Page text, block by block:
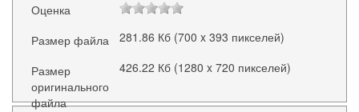
Оценка
Размер файла
281.86 Кб (700 x 393 пикселей)
Размер
оригинального
файла
426.22 Кб (1280 x 720 пикселей)